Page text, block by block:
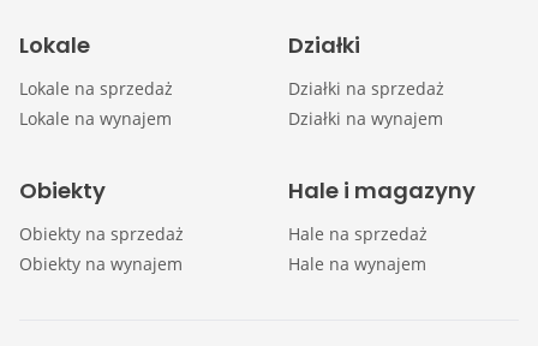
Lokale
Lokale na sprzedaż
Lokale na wynajem
Działki
Działki na sprzedaż
Działki na wynajem
Obiekty
Obiekty na sprzedaż
Obiekty na wynajem
Hale i magazyny
Hale na sprzedaż
Hale na wynajem